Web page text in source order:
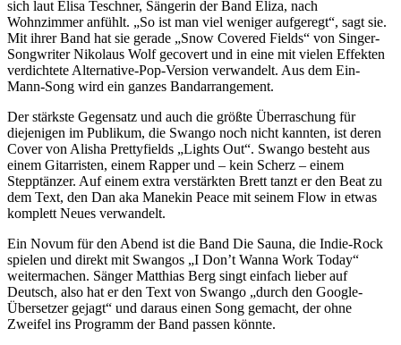
sich laut Elisa Teschner, Sängerin der Band Eliza, nach
Wohnzimmer anfühlt. „So ist man viel weniger aufgeregt“, sagt sie.
Mit ihrer Band hat sie gerade „Snow Covered Fields“ von Singer-
Songwriter Nikolaus Wolf gecovert und in eine mit vielen Effekten
verdichtete Alternative-Pop-Version verwandelt. Aus dem Ein-
Mann-Song wird ein ganzes Bandarrangement.
Der stärkste Gegensatz und auch die größte Überraschung für
diejenigen im Publikum, die Swango noch nicht kannten, ist deren
Cover von Alisha Prettyfields „Lights Out“. Swango besteht aus
einem Gitarristen, einem Rapper und – kein Scherz – einem
Stepptänzer. Auf einem extra verstärkten Brett tanzt er den Beat zu
dem Text, den Dan aka Manekin Peace mit seinem Flow in etwas
komplett Neues verwandelt.
Ein Novum für den Abend ist die Band Die Sauna, die Indie-Rock
spielen und direkt mit Swangos „I Don’t Wanna Work Today“
weitermachen. Sänger Matthias Berg singt einfach lieber auf
Deutsch, also hat er den Text von Swango „durch den Google-
Übersetzer gejagt“ und daraus einen Song gemacht, der ohne
Zweifel ins Programm der Band passen könnte.